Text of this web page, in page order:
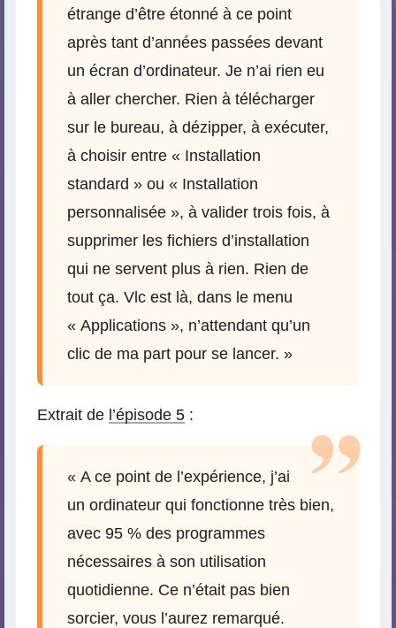
étrange d’être étonné à ce point
après tant d’années passées devant
un écran d’ordinateur. Je n’ai rien eu
à aller chercher. Rien à télécharger
sur le bureau, à dézipper, à exécuter,
à choisir entre « Installation
standard » ou « Installation
personnalisée », à valider trois fois, à
supprimer les fichiers d’installation
qui ne servent plus à rien. Rien de
tout ça. Vlc est là, dans le menu
« Applications », n’attendant qu’un
clic de ma part pour se lancer. »
Extrait de l’épisode 5 :
« A ce point de l’expérience, j’ai
un ordinateur qui fonctionne très bien,
avec 95 % des programmes
nécessaires à son utilisation
quotidienne. Ce n’était pas bien
sorcier, vous l’aurez remarqué.